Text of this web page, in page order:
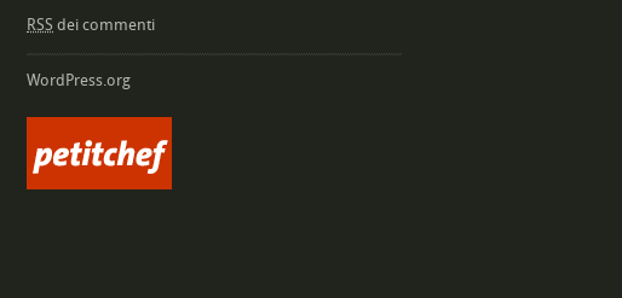
RSS dei commenti
WordPress.org